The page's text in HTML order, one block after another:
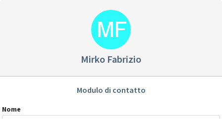
Mirko Fabrizio
Modulo di contatto
Nome